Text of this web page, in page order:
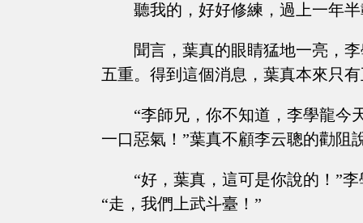
聽我的，好好修練，過上一年
聞言，葉真的眼睛猛地一亮，
五重。得到這個消息，葉真本來只
“李師兄，你不知道，李學龍今
一口惡氣！”葉真不顧李云聰的勸阻
“好，葉真，這可是你說的！”
“走，我們上武斗臺！”